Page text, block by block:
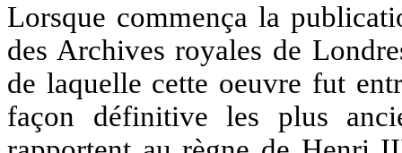
Lorsque commença la
des Archives royales de
de laquelle cette oeuvre fut
façon définitive les plus